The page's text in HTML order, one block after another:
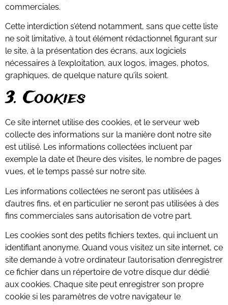
commerciales.
Cette interdiction s’étend notamment, sans que cette liste
ne soit limitative, à tout élément rédactionnel figurant sur
le site, à la présentation des écrans, aux logiciels
nécessaires à l’exploitation, aux logos, images, photos,
graphiques, de quelque nature qu’ils soient.
3. Cookies
Ce site internet utilise des cookies, et le serveur web
collecte des informations sur la manière dont notre site
est utilisé. Les informations collectées incluent par
exemple la date et l’heure des visites, le nombre de pages
vues, et le temps passé sur notre site.
Les informations collectées ne seront pas utilisées à
d’autres fins, et en particulier ne seront pas utilisées à des
fins commerciales sans autorisation de votre part.
Les cookies sont des petits fichiers textes, qui incluent un
identifiant anonyme. Quand vous visitez un site internet, ce
site demande à votre ordinateur l’autorisation d’enregistrer
ce fichier dans un répertoire de votre disque dur dédié
aux cookies. Chaque site peut enregistrer son propre
cookie si les paramètres de votre navigateur le